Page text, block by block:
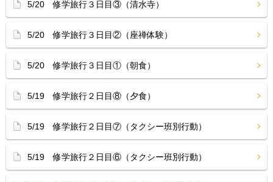
5/20 修学旅行３日目③（清水寺）
5/20 修学旅行３日目②（座禅体験）
5/20 修学旅行３日目①（朝食）
5/19 修学旅行２日目⑧（夕食）
5/19 修学旅行２日目⑦（タクシー班別行動）
5/19 修学旅行２日目⑥（タクシー班別行動）